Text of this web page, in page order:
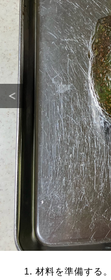
1. 材料を準備する。
COLUMN
MAGAZINE
ABOUT SITE